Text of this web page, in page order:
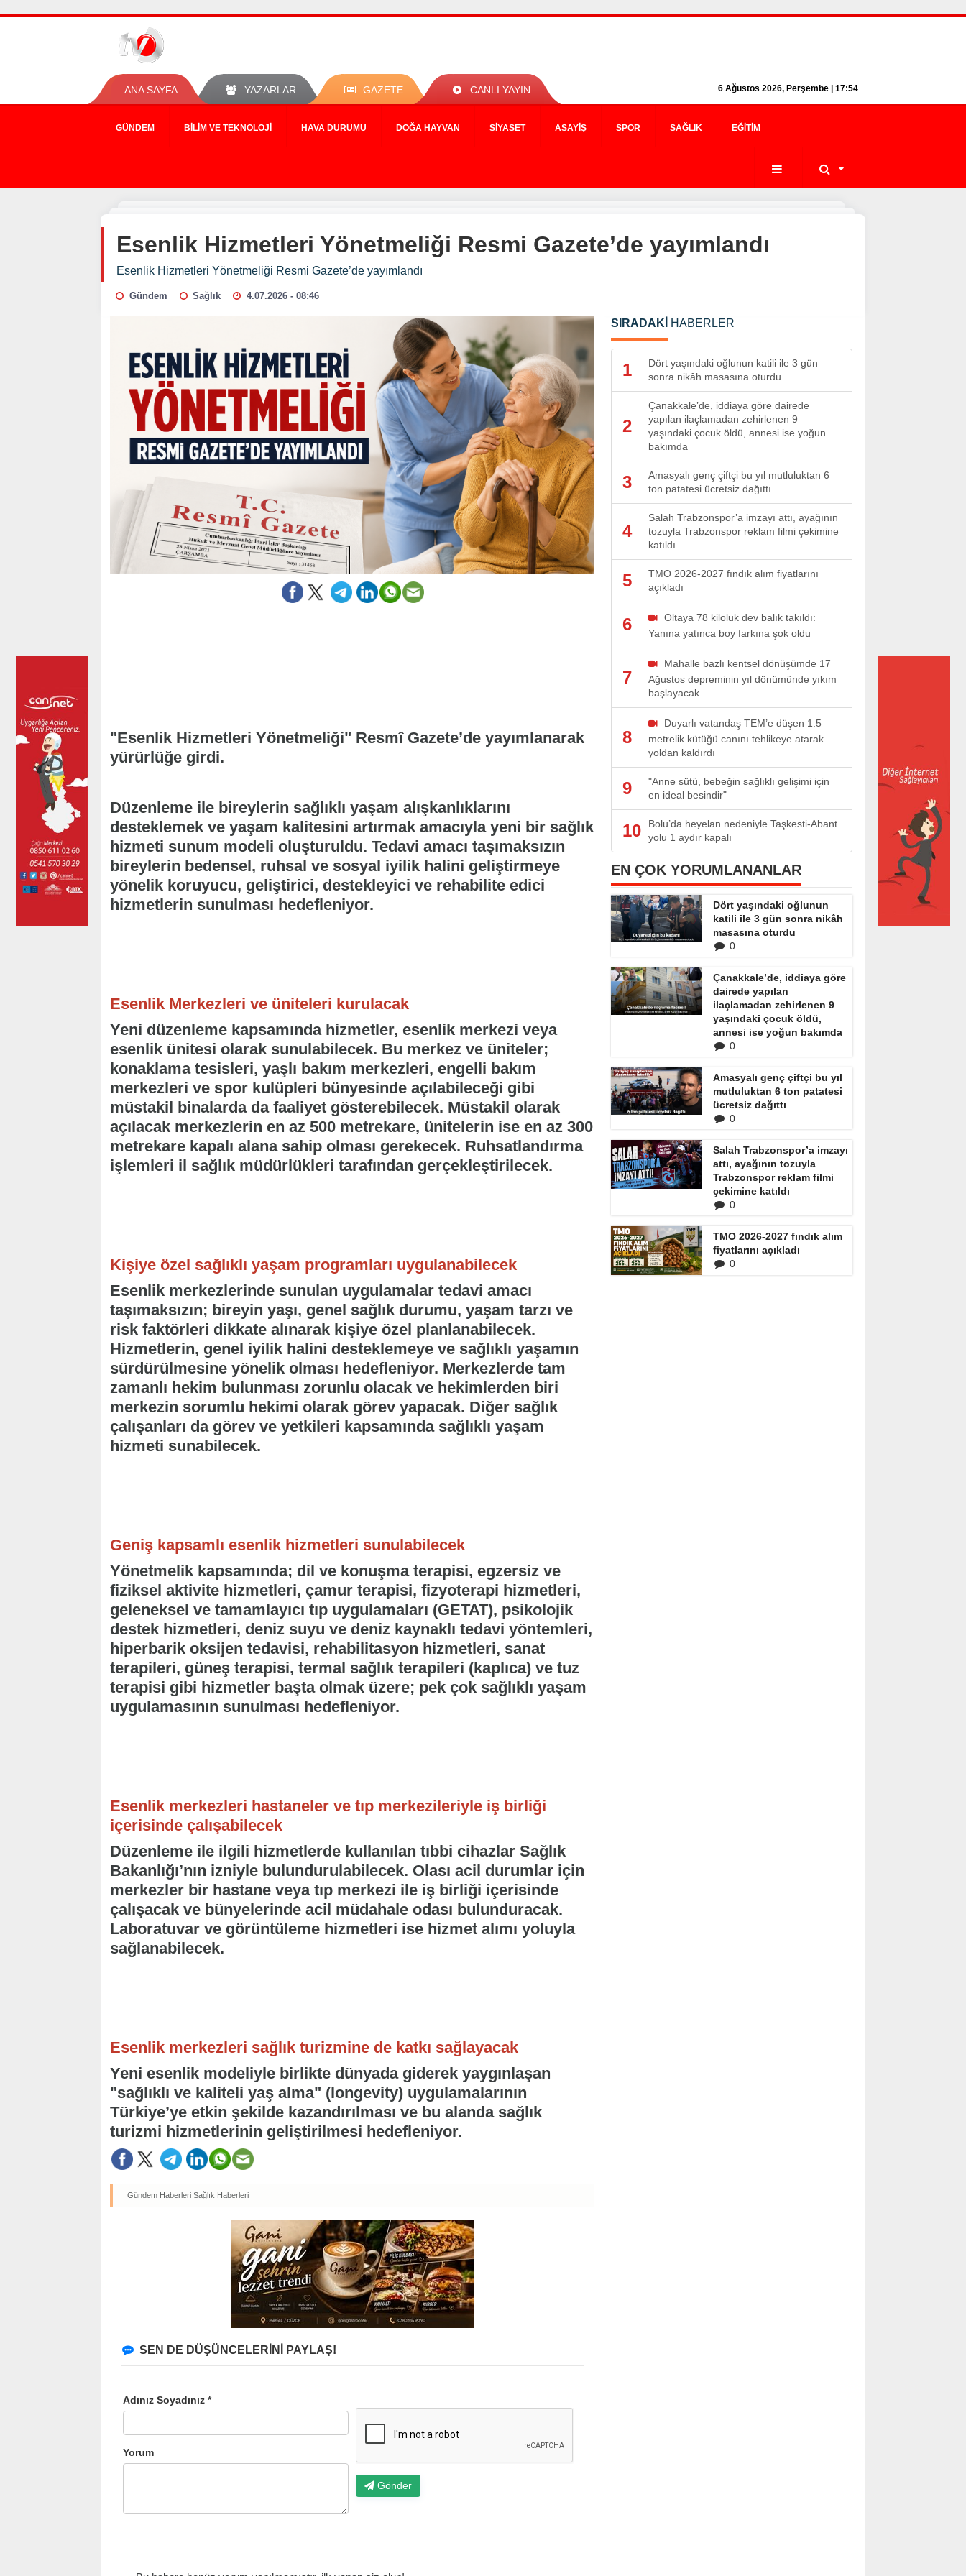
ANA SAYFA YAZARLAR GAZETE CANLI YAYIN 6 Ağustos 2026, Perşembe | 17:54
GÜNDEM BILIM VE TEKNOLOJI HAVA DURUMU DOĞA HAYVAN SIYASET ASAYIŞ SPOR SAĞLIK EĞITIM
Esenlik Hizmetleri Yönetmeliği Resmi Gazete’de yayımlandı
Esenlik Hizmetleri Yönetmeliği Resmi Gazete’de yayımlandı
Gündem Sağlık 4.07.2026 - 08:46
"Esenlik Hizmetleri Yönetmeliği" Resmî Gazete’de yayımlanarak
yürürlüğe girdi.
Düzenleme ile bireylerin sağlıklı yaşam alışkanlıklarını
desteklemek ve yaşam kalitesini artırmak amacıyla yeni bir sağlık
hizmeti sunum modeli oluşturuldu. Tedavi amacı taşımaksızın
bireylerin bedensel, ruhsal ve sosyal iyilik halini geliştirmeye
yönelik koruyucu, geliştirici, destekleyici ve rehabilite edici
hizmetlerin sunulması hedefleniyor.
Esenlik Merkezleri ve üniteleri kurulacak
Yeni düzenleme kapsamında hizmetler, esenlik merkezi veya
esenlik ünitesi olarak sunulabilecek. Bu merkez ve üniteler;
konaklama tesisleri, yaşlı bakım merkezleri, engelli bakım
merkezleri ve spor kulüpleri bünyesinde açılabileceği gibi
müstakil binalarda da faaliyet gösterebilecek. Müstakil olarak
açılacak merkezlerin en az 500 metrekare, ünitelerin ise en az 300
metrekare kapalı alana sahip olması gerekecek. Ruhsatlandırma
işlemleri il sağlık müdürlükleri tarafından gerçekleştirilecek.
Kişiye özel sağlıklı yaşam programları uygulanabilecek
Esenlik merkezlerinde sunulan uygulamalar tedavi amacı
taşımaksızın; bireyin yaşı, genel sağlık durumu, yaşam tarzı ve
risk faktörleri dikkate alınarak kişiye özel planlanabilecek.
Hizmetlerin, genel iyilik halini desteklemeye ve sağlıklı yaşamın
sürdürülmesine yönelik olması hedefleniyor. Merkezlerde tam
zamanlı hekim bulunması zorunlu olacak ve hekimlerden biri
merkezin sorumlu hekimi olarak görev yapacak. Diğer sağlık
çalışanları da görev ve yetkileri kapsamında sağlıklı yaşam
hizmeti sunabilecek.
Geniş kapsamlı esenlik hizmetleri sunulabilecek
Yönetmelik kapsamında; dil ve konuşma terapisi, egzersiz ve
fiziksel aktivite hizmetleri, çamur terapisi, fizyoterapi hizmetleri,
geleneksel ve tamamlayıcı tıp uygulamaları (GETAT), psikolojik
destek hizmetleri, deniz suyu ve deniz kaynaklı tedavi yöntemleri,
hiperbarik oksijen tedavisi, rehabilitasyon hizmetleri, sanat
terapileri, güneş terapisi, termal sağlık terapileri (kaplıca) ve tuz
terapisi gibi hizmetler başta olmak üzere; pek çok sağlıklı yaşam
uygulamasının sunulması hedefleniyor.
Esenlik merkezleri hastaneler ve tıp merkezileriyle iş birliği
içerisinde çalışabilecek
Düzenleme ile ilgili hizmetlerde kullanılan tıbbi cihazlar Sağlık
Bakanlığı’nın izniyle bulundurulabilecek. Olası acil durumlar için
merkezler bir hastane veya tıp merkezi ile iş birliği içerisinde
çalışacak ve bünyelerinde acil müdahale odası bulunduracak.
Laboratuvar ve görüntüleme hizmetleri ise hizmet alımı yoluyla
sağlanabilecek.
Esenlik merkezleri sağlık turizmine de katkı sağlayacak
Yeni esenlik modeliyle birlikte dünyada giderek yaygınlaşan
"sağlıklı ve kaliteli yaş alma" (longevity) uygulamalarının
Türkiye’ye etkin şekilde kazandırılması ve bu alanda sağlık
turizmi hizmetlerinin geliştirilmesi hedefleniyor.
Gündem Haberleri Sağlık Haberleri
SEN DE DÜŞÜNCELERİNİ PAYLAŞ!
Adınız Soyadınız *
Yorum
Gönder
SIRADAKİ HABERLER
1
Dört yaşındaki oğlunun katili ile 3 gün
sonra nikâh masasına oturdu
2
Çanakkale’de, iddiaya göre dairede
yapılan ilaçlamadan zehirlenen 9
yaşındaki çocuk öldü, annesi ise yoğun
bakımda
3
Amasyalı genç çiftçi bu yıl mutluluktan 6
ton patatesi ücretsiz dağıttı
4
Salah Trabzonspor’a imzayı attı, ayağının
tozuyla Trabzonspor reklam filmi çekimine
katıldı
5
TMO 2026-2027 fındık alım fiyatlarını
açıkladı
6
Oltaya 78 kiloluk dev balık takıldı:
Yanına yatınca boy farkına şok oldu
7
Mahalle bazlı kentsel dönüşümde 17
Ağustos depreminin yıl dönümünde yıkım
başlayacak
8
Duyarlı vatandaş TEM’e düşen 1.5
metrelik kütüğü canını tehlikeye atarak
yoldan kaldırdı
9
"Anne sütü, bebeğin sağlıklı gelişimi için
en ideal besindir"
10
Bolu’da heyelan nedeniyle Taşkesti-Abant
yolu 1 aydır kapalı
EN ÇOK YORUMLANANLAR
Dört yaşındaki oğlunun
katili ile 3 gün sonra nikâh
masasına oturdu
0
Çanakkale’de, iddiaya göre
dairede yapılan
ilaçlamadan zehirlenen 9
yaşındaki çocuk öldü,
annesi ise yoğun bakımda
0
Amasyalı genç çiftçi bu yıl
mutluluktan 6 ton patatesi
ücretsiz dağıttı
0
Salah Trabzonspor’a imzayı
attı, ayağının tozuyla
Trabzonspor reklam filmi
çekimine katıldı
0
TMO 2026-2027 fındık alım
fiyatlarını açıkladı
0